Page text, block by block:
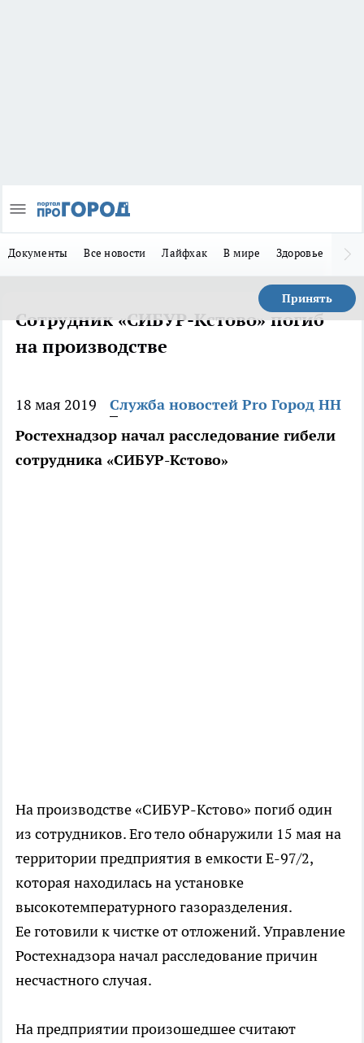
Документы Все новости Лайфхак В мире Здоровье
Принять
Сотрудник «СИБУР-Кстово» погиб
на производстве
18 мая 2019
Служба новостей Pro Город НН
Ростехнадзор начал расследование гибели
сотрудника «СИБУР-Кстово»
На производстве «СИБУР-Кстово» погиб один
из сотрудников. Его тело обнаружили 15 мая на
территории предприятия в емкости Е-97/2,
которая находилась на установке
высокотемпературного газоразделения.
Ее готовили к чистке от отложений. Управление
Ростехнадзора начал расследование причин
несчастного случая.
На предприятии произошедшее считают